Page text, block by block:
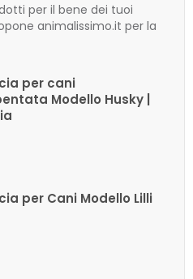
per il bene dei tuoi
animalissimo.it per la
per cani
Modello Husky |
per Cani Modello Lilli